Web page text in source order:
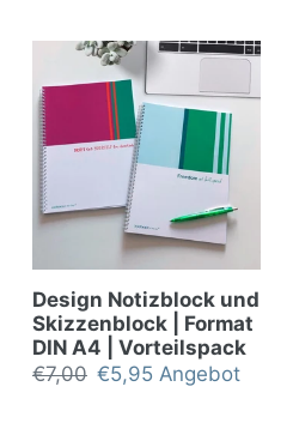
Design Notizblock und
Skizzenblock | Format
DIN A4 | Vorteilspack
Normalpreis
€7,00 Sonderpreis
€5,95 Angebot